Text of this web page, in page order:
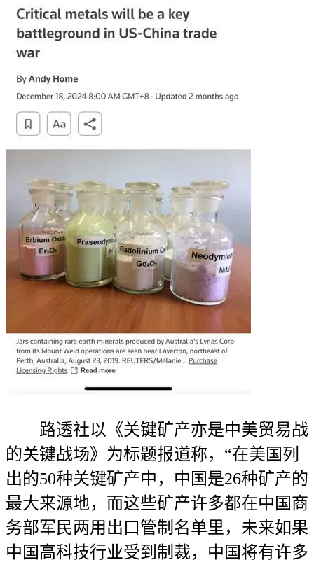
路透社以《关键矿产亦是中美贸易战
的关键战场》为标题报道称，“在美国列
出的50种关键矿产中，中国是26种矿产的
最大来源地，而这些矿产许多都在中国商
务部军民两用出口管制名单里，未来如果
中国高科技行业受到制裁，中国将有许多